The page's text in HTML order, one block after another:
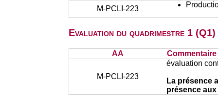
M-PCLI-223
Evaluation du quadrimestre 1 (Q1)
AA
M-PCLI-223
évaluation
La présence
présence